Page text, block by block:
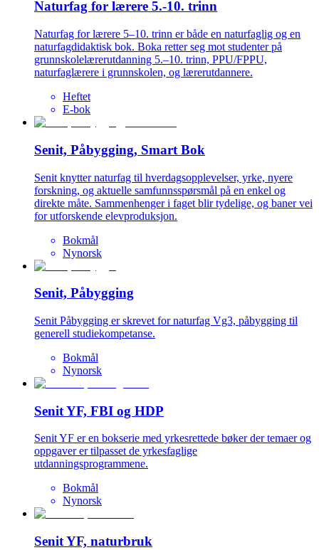
Naturfag for lærere 5.-10. trinn
Naturfag for lærere 5–10. trinn er både en naturfaglig og en
naturfagdidaktisk bok. Boka retter seg mot studenter på
grunnskolelærerutdanning 5.–10. trinn, PPU/FPPU,
naturfaglærere i grunnskolen, og lærerutdannere.
Heftet
E-bok
Senit, Påbygging, Smart Bok
Senit knytter naturfag til hverdagsopplevelser, yrke, nyere
forskning, og aktuelle samfunnsspørsmål på en enkel og
direkte måte. Sammenhenger i faget blir tydelige, og baner vei
for utforskende elevproduksjon.
Bokmål
Nynorsk
Senit, Påbygging
Senit Påbygging er skrevet for naturfag Vg3, påbygging til
generell studiekompetanse.
Bokmål
Nynorsk
Senit YF, FBI og HDP
Senit YF er en bokserie med yrkesrettede bøker der temaer og
oppgaver er tilpasset de yrkesfaglige
utdanningsprogrammene.
Bokmål
Nynorsk
Senit YF, naturbruk